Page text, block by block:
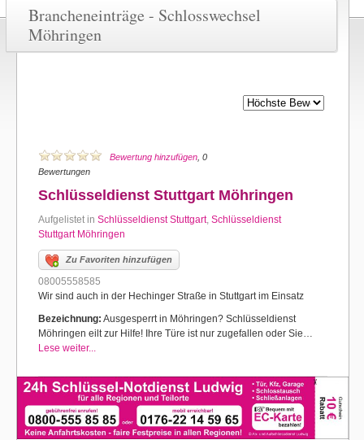
Brancheneinträge - Schlosswechsel
Möhringen
Bewertung hinzufügen , 0
Bewertungen
Schlüsseldienst Stuttgart Möhringen
Aufgelistet in Schlüsseldienst Stuttgart, Schlüsseldienst
Stuttgart Möhringen
Zu Favoriten hinzufügen
08005558585
Wir sind auch in der Hechinger Straße in Stuttgart im Einsatz
Bezeichnung: Ausgesperrt in Möhringen? Schlüsseldienst
Möhringen eilt zur Hilfe! Ihre Türe ist nur zugefallen oder Sie…
Lese weiter...